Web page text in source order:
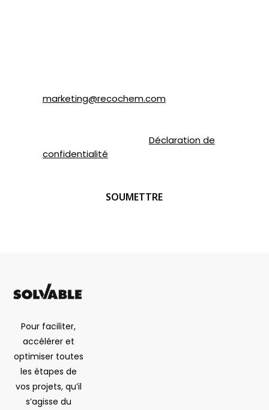
marketing@recochem.com.
Déclaration de
confidentialité
Pour faciliter,
accélérer et
optimiser toutes
les étapes de
vos projets, qu’il
s’agisse du